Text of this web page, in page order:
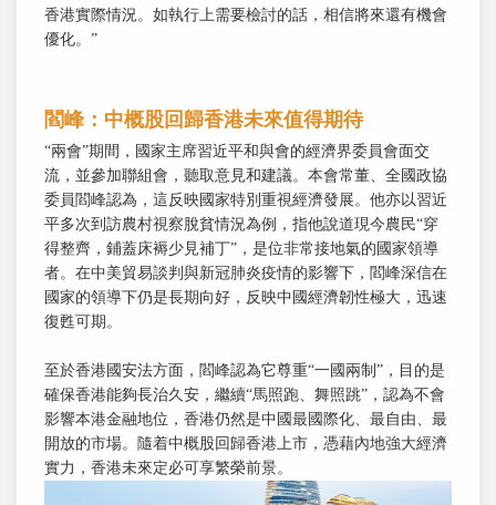
香港實際情況。如執行上需要檢討的話，相信將來還有機會
優化。”
閻峰：中概股回歸香港未來值得期待
“兩會”期間，國家主席習近平和與會的經濟界委員會面交
流，並參加聯組會，聽取意見和建議。本會常董、全國政協
委員閻峰認為，這反映國家特別重視經濟發展。他亦以習近
平多次到訪農村視察脫貧情況為例，指他說道現今農民“穿
得整齊，鋪蓋床褥少見補丁”，是位非常接地氣的國家領導
者。在中美貿易談判與新冠肺炎疫情的影響下，閻峰深信在
國家的領導下仍是長期向好，反映中國經濟韌性極大，迅速
復甦可期。
至於香港國安法方面，閻峰認為它尊重“一國兩制”，目的是
確保香港能夠長治久安，繼續“馬照跑、舞照跳”，認為不會
影響本港金融地位，香港仍然是中國最國際化、最自由、最
開放的市場。隨着中概股回歸香港上市，憑藉內地強大經濟
實力，香港未來定必可享繁榮前景。